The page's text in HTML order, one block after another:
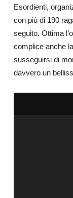
Esordienti,
con più di 190
seguito. Ottima
complice anche
susseguirsi di
davvero un